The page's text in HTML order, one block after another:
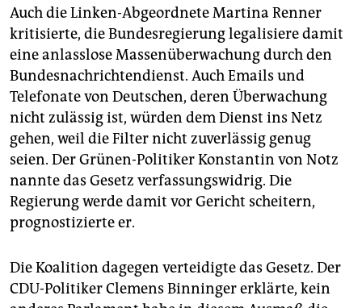
Auch die Linken-Abgeordnete Martina Renner
kritisierte, die Bundesregierung legalisiere damit
eine anlasslose Massenüberwachung durch den
Bundesnachrichtendienst. Auch Emails und
Telefonate von Deutschen, deren Überwachung
nicht zulässig ist, würden dem Dienst ins Netz
gehen, weil die Filter nicht zuverlässig genug
seien. Der Grünen-Politiker Konstantin von Notz
nannte das Gesetz verfassungswidrig. Die
Regierung werde damit vor Gericht scheitern,
prognostizierte er.
Die Koalition dagegen verteidigte das Gesetz. Der
CDU-Politiker Clemens Binninger erklärte, kein